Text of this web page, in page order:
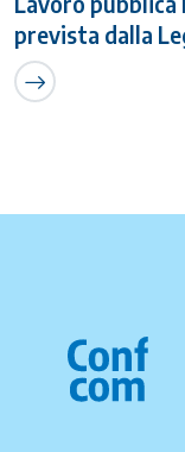
prevista dalla